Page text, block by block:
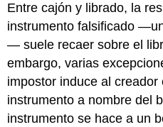
Entre cajón y librado, la
instrumento falsificado
— suele recaer sobre el
embargo, varias
impostor induce al creador
instrumento a nombre del
instrumento se hace a un